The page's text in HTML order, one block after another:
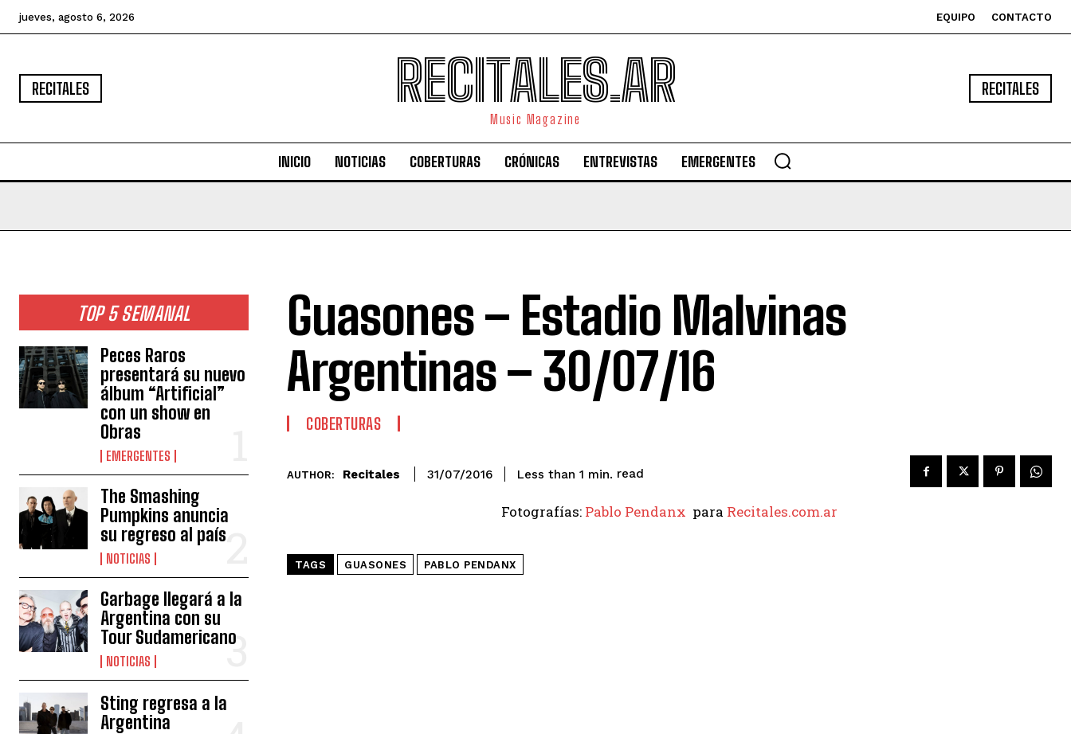
jueves, agosto 6, 2026 EQUIPO CONTACTO
RECITALES RECITALES.AR
Music Magazine
RECITALES
INICIO NOTICIAS COBERTURAS CRÓNICAS ENTREVISTAS EMERGENTES
TOP 5 SEMANAL
Peces Raros
presentará su nuevo
álbum “Artificial”
con un show en
Obras
EMERGENTES
The Smashing
Pumpkins anuncia
su regreso al país
NOTICIAS
Garbage llegará a la
Argentina con su
Tour Sudamericano
NOTICIAS
Sting regresa a la
Argentina
Guasones – Estadio Malvinas
Argentinas – 30/07/16
COBERTURAS
AUTHOR: Recitales 31/07/2016 Less than 1 min. read
Fotografías: Pablo Pendanx para Recitales.com.ar
TAGS GUASONES PABLO PENDANX​